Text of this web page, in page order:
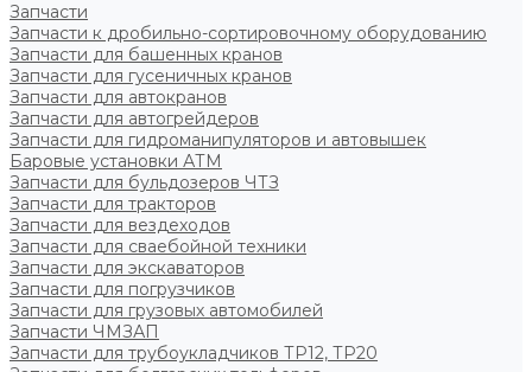
Запчасти
Запчасти к дробильно-сортировочному оборудованию
Запчасти для башенных кранов
Запчасти для гусеничных кранов
Запчасти для автокранов
Запчасти для автогрейдеров
Запчасти для гидроманипуляторов и автовышек
Баровые установки АТМ
Запчасти для бульдозеров ЧТЗ
Запчасти для тракторов
Запчасти для вездеходов
Запчасти для сваебойной техники
Запчасти для экскаваторов
Запчасти для погрузчиков
Запчасти для грузовых автомобилей
Запчасти ЧМЗАП
Запчасти для трубоукладчиков ТР12, ТР20